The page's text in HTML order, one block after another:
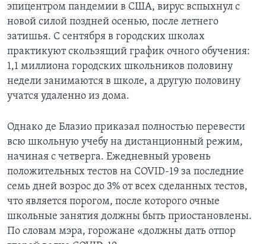
эпицентром пандемии в США, вирус вспыхнул с
новой силой поздней осенью, после летнего
затишья. С сентября в городских школах
практикуют скользящий график очного обучения:
1,1 миллиона городских школьников половину
недели занимаются в школе, а другую половину
учатся удаленно из дома.
Однако де Блазио приказал полностью перевести
всю школьную учебу на дистанционный режим,
начиная с четверга. Ежедневный уровень
положительных тестов на COVID-19 за последние
семь дней возрос до 3% от всех сделанных тестов,
что является порогом, после которого очные
школьные занятия должны быть приостановлены.
По словам мэра, горожане «должны дать отпор